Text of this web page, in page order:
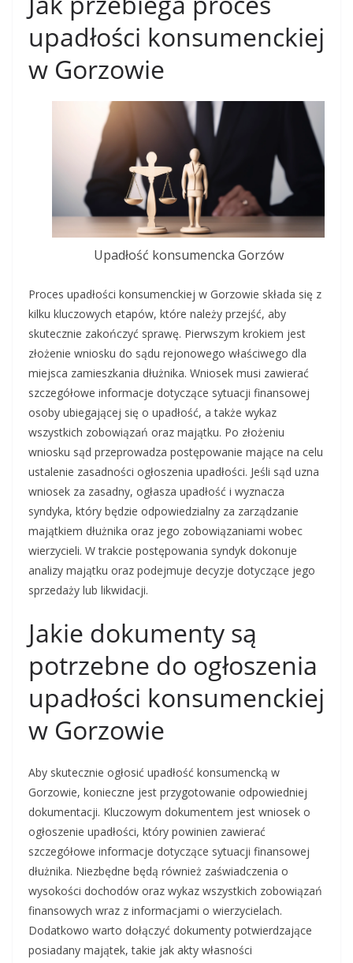
upadłości konsumenckiej
w Gorzowie
Upadłość konsumencka Gorzów
Proces upadłości konsumenckiej w Gorzowie składa się z
kilku kluczowych etapów, które należy przejść, aby
skutecznie zakończyć sprawę. Pierwszym krokiem jest
złożenie wniosku do sądu rejonowego właściwego dla
miejsca zamieszkania dłużnika. Wniosek musi zawierać
szczegółowe informacje dotyczące sytuacji finansowej
osoby ubiegającej się o upadłość, a także wykaz
wszystkich zobowiązań oraz majątku. Po złożeniu
wniosku sąd przeprowadza postępowanie mające na celu
ustalenie zasadności ogłoszenia upadłości. Jeśli sąd uzna
wniosek za zasadny, ogłasza upadłość i wyznacza
syndyka, który będzie odpowiedzialny za zarządzanie
majątkiem dłużnika oraz jego zobowiązaniami wobec
wierzycieli. W trakcie postępowania syndyk dokonuje
analizy majątku oraz podejmuje decyzje dotyczące jego
sprzedaży lub likwidacji.
Jakie dokumenty są
potrzebne do ogłoszenia
upadłości konsumenckiej
w Gorzowie
Aby skutecznie ogłosić upadłość konsumencką w
Gorzowie, konieczne jest przygotowanie odpowiedniej
dokumentacji. Kluczowym dokumentem jest wniosek o
ogłoszenie upadłości, który powinien zawierać
szczegółowe informacje dotyczące sytuacji finansowej
dłużnika. Niezbędne będą również zaświadczenia o
wysokości dochodów oraz wykaz wszystkich zobowiązań
finansowych wraz z informacjami o wierzycielach.
Dodatkowo warto dołączyć dokumenty potwierdzające
posiadany majątek, takie jak akty własności